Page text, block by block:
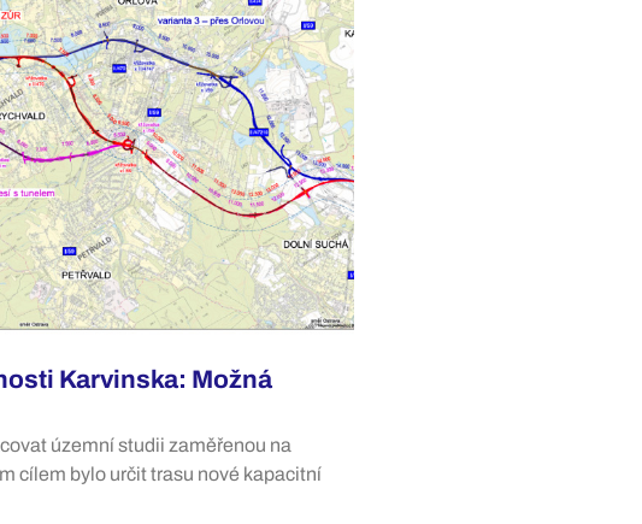
Karvinska: Možná
územní studii zaměřenou na
cílem bylo určit trasu nové kapacitní